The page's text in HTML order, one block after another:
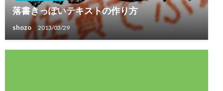
落書きっぽいテキストの作り方
shozo 2013/03/29